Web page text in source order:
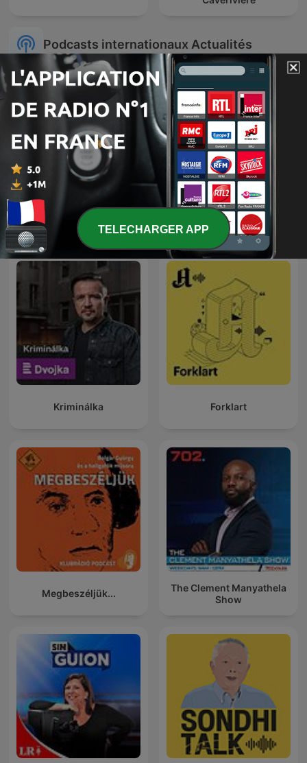
Podcasts internationaux Actualités
24 Oras Podcast Global News Podcast
Kriminálka Forklart
Megbeszéljük...
The Clement Manyathela
Show
TELECHARGER APP